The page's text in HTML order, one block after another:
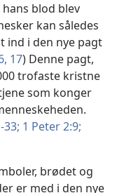
hans blod blev
kan således
ind i den nye pagt
17) Denne pagt,
trofaste kristne
som konger
33; 1 Peter 2:9;
brødet og
er med i den nye